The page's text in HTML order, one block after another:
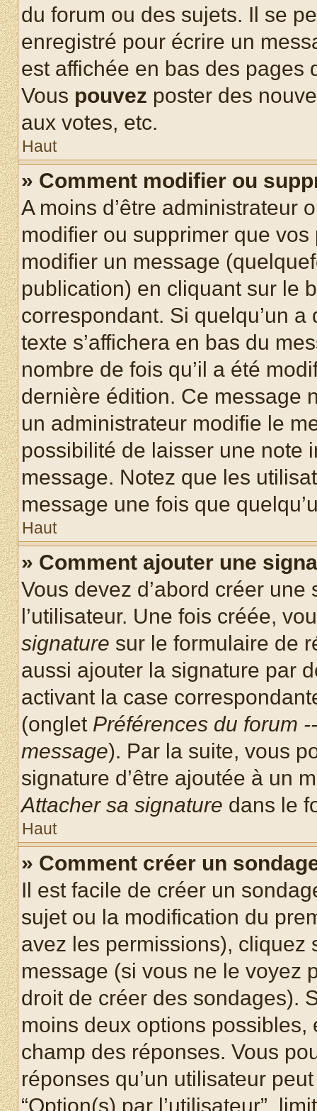
du forum ou des sujets. Il se
enregistré pour écrire un
est affichée en bas des pages
Vous pouvez poster des
aux votes, etc.
Haut
» Comment modifier ou
A moins d’être administrateur
modifier ou supprimer que
modifier un message
publication) en cliquant sur le
correspondant. Si quelqu’un
texte s’affichera en bas du
nombre de fois qu’il a été
dernière édition. Ce message
un administrateur modifie le
possibilité de laisser une note
message. Notez que les
message une fois que
Haut
» Comment ajouter une
Vous devez d’abord créer
l’utilisateur. Une fois créée,
signature sur le formulaire de
aussi ajouter la signature par
activant la case
(onglet Préférences du forum
message). Par la suite, vous
signature d’être ajoutée à un
Attacher sa signature dans le
Haut
» Comment créer un
Il est facile de créer un
sujet ou la modification du
avez les permissions), cliquez
message (si vous ne le voyez
droit de créer des sondages).
moins deux options
champ des réponses. Vous
réponses qu’un utilisateur
“Option(s) par l’utilisateur”,